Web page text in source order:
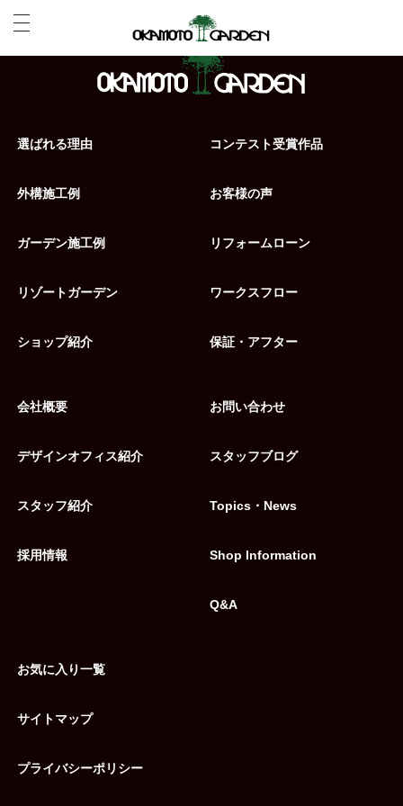
選ばれる理由
外構施工例
ガーデン施工例
リゾートガーデン
ショップ紹介
コンテスト受賞作品
お客様の声
リフォームローン
ワークスフロー
保証・アフター
会社概要
デザインオフィス紹介
スタッフ紹介
採用情報
お問い合わせ
スタッフブログ
Topics・News
Shop Information
Q&A
お気に入り一覧
サイトマップ
プライバシーポリシー